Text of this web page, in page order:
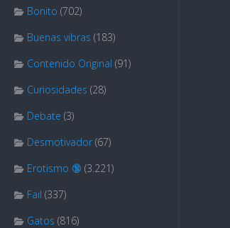
Bonito (702)
Buenas vibras (183)
Contenido Original (91)
Curiosidades (28)
Debate (3)
Desmotivador (67)
Erotismo 🔞 (3.221)
Fail (337)
Gatos (816)